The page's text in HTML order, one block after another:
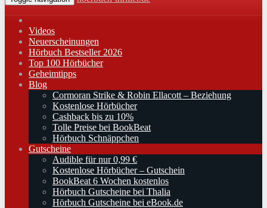
Videos
Neuerscheinungen
Hörbuch Bestseller 2026
Top 100 Hörbücher
Geheimtipps
Blog
Cormoran Strike & Robin Ellacott – Beziehung
Kostenlose Hörbücher
Cashback bis zu 10%
Tolle Preise bei BookBeat
Hörbuch Schnäppchen
Gutscheine
Audible für nur 0,99 €
Kostenlose Hörbücher – Gutschein
BookBeat 6 Wochen kostenlos
Hörbuch Gutscheine bei Thalia
Hörbuch Gutscheine bei eBook.de